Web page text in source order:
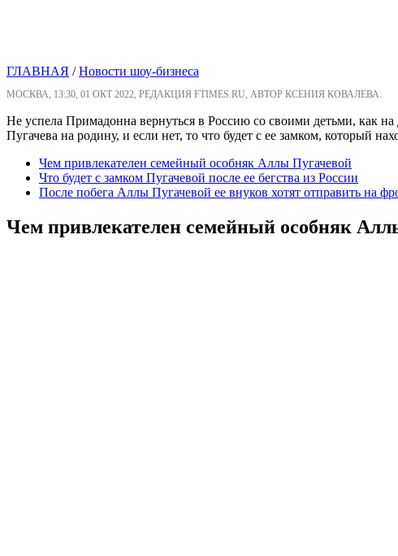
ГЛАВНАЯ /Новости шоу-бизнеса
МОСКВА, 13:30, 01 ОКТ 2022, РЕДАКЦИЯ FTIMES.RU, АВТОР КСЕНИЯ КОВАЛЕВА.
Не успела Примадонна вернуться в Россию со своими детьми, как
Пугачева на родину, и если нет, то что будет с ее замком, который
Чем привлекателен семейный особняк Аллы Пугачевой
Что будет с замком Пугачевой после ее бегства из России
После побега Аллы Пугачевой ее внуков хотят отправить на
Чем привлекателен семейный особняк